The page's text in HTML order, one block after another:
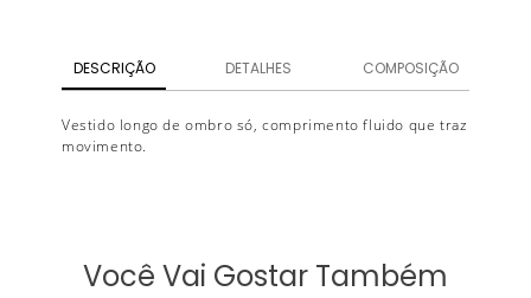
DESCRIÇÃO DETALHES COMPOSIÇÃO
Vestido longo de ombro só, comprimento fluido que traz
movimento.
Você Vai Gostar Também